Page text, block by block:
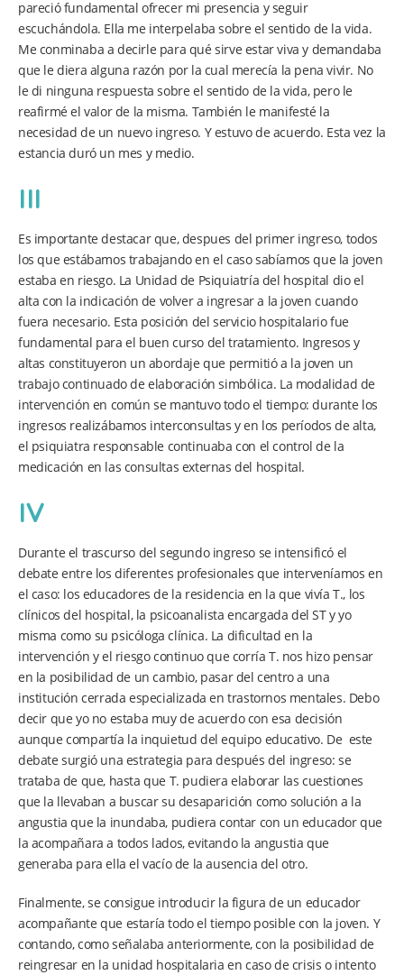
pareció fundamental ofrecer mi presencia y seguir
escuchándola. Ella me interpelaba sobre el sentido de la vida.
Me conminaba a decirle para qué sirve estar viva y demandaba
que le diera alguna razón por la cual merecía la pena vivir. No
le di ninguna respuesta sobre el sentido de la vida, pero le
reafirmé el valor de la misma. También le manifesté la
necesidad de un nuevo ingreso. Y estuvo de acuerdo. Esta vez la
estancia duró un mes y medio.
III
Es importante destacar que, despues del primer ingreso, todos
los que estábamos trabajando en el caso sabíamos que la joven
estaba en riesgo. La Unidad de Psiquiatría del hospital dio el
alta con la indicación de volver a ingresar a la joven cuando
fuera necesario. Esta posición del servicio hospitalario fue
fundamental para el buen curso del tratamiento. Ingresos y
altas constituyeron un abordaje que permitió a la joven un
trabajo continuado de elaboración simbólica. La modalidad de
intervención en común se mantuvo todo el tiempo: durante los
ingresos realizábamos interconsultas y en los períodos de alta,
el psiquiatra responsable continuaba con el control de la
medicación en las consultas externas del hospital.
IV
Durante el trascurso del segundo ingreso se intensificó el
debate entre los diferentes profesionales que interveníamos en
el caso: los educadores de la residencia en la que vivía T., los
clínicos del hospital, la psicoanalista encargada del ST y yo
misma como su psicóloga clínica. La dificultad en la
intervención y el riesgo continuo que corría T. nos hizo pensar
en la posibilidad de un cambio, pasar del centro a una
institución cerrada especializada en trastornos mentales. Debo
decir que yo no estaba muy de acuerdo con esa decisión
aunque compartía la inquietud del equipo educativo. De este
debate surgió una estrategia para después del ingreso: se
trataba de que, hasta que T. pudiera elaborar las cuestiones
que la llevaban a buscar su desaparición como solución a la
angustia que la inundaba, pudiera contar con un educador que
la acompañara a todos lados, evitando la angustia que
generaba para ella el vacío de la ausencia del otro.
Finalmente, se consigue introducir la figura de un educador
acompañante que estaría todo el tiempo posible con la joven. Y
contando, como señalaba anteriormente, con la posibilidad de
reingresar en la unidad hospitalaria en caso de crisis o intento